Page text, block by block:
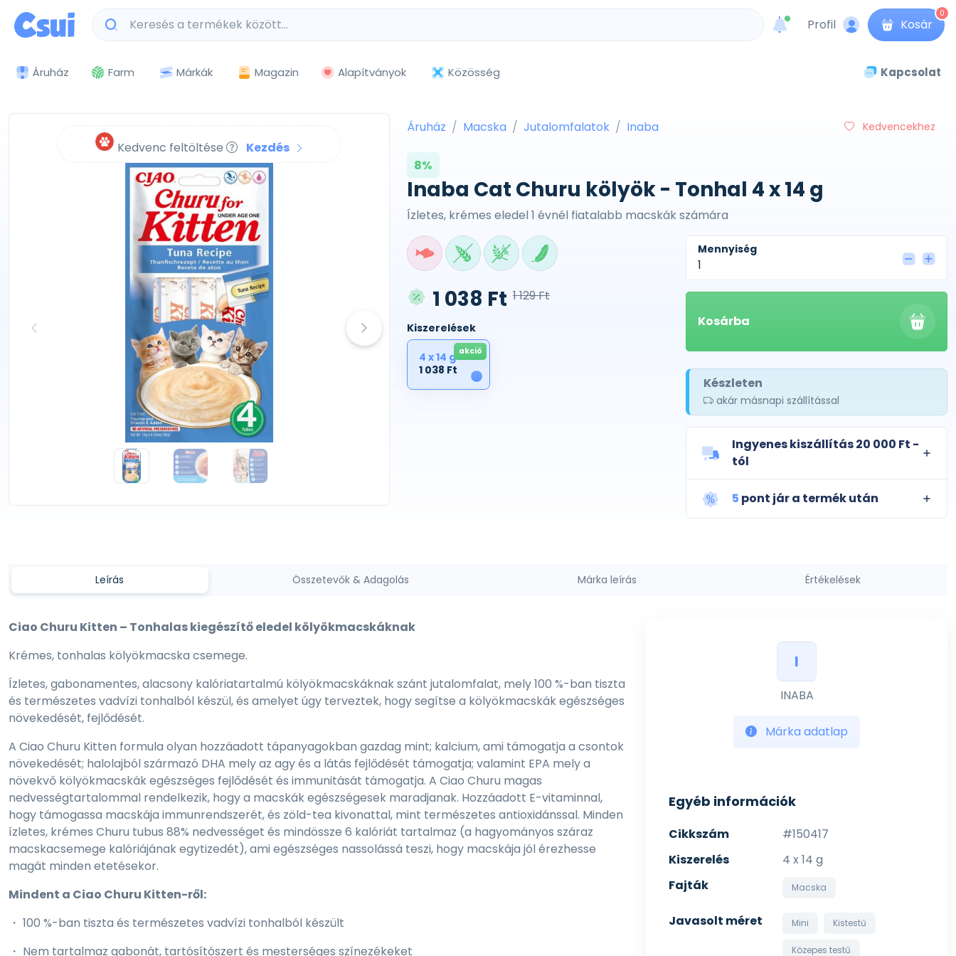
unread messages
Profil Kosár
0
Áruház Farm Márkák Magazin Alapítványok Közösség Kapcsolat
Kedvenc feltöltése Kezdés
Áruház Macska Jutalomfalatok Inaba Kedvencekhez
8%
Inaba Cat Churu kölyök - Tonhal 4 x 14 g
Ízletes, krémes eledel 1 évnél fiatalabb macskák számára
1 038 Ft 1 129 Ft
Kiszerelések
1
akció
4 x 14 g
1 038 Ft
Mennyiség
Kosárba
Készleten
akár másnapi szállítással
Ingyenes kiszállítás 20 000 Ft -
tól
5 pont jár a termék után
Leírás Összetevők & Adagolás Márka leírás Értékelések
Ciao Churu Kitten – Tonhalas kiegészítő eledel kölyökmacskáknak
Krémes, tonhalas kölyökmacska csemege.
Ízletes, gabonamentes, alacsony kalóriatartalmú kölyökmacskáknak szánt jutalomfalat, mely 100 %-ban tiszta
és természetes vadvízi tonhalból készül, és amelyet úgy terveztek, hogy segítse a kölyökmacskák egészséges
növekedését, fejlődését.
A Ciao Churu Kitten formula olyan hozzáadott tápanyagokban gazdag mint; kalcium, ami támogatja a csontok
növekedését; halolajból származó DHA mely az agy és a látás fejlődését támogatja; valamint EPA mely a
növekvő kölyökmacskák egészséges fejlődését és immunitását támogatja. A Ciao Churu magas
nedvességtartalommal rendelkezik, hogy a macskák egészségesek maradjanak. Hozzáadott E-vitaminnal,
hogy támogassa macskája immunrendszerét, és zöld-tea kivonattal, mint természetes antioxidánssal. Minden
ízletes, krémes Churu tubus 88% nedvességet és mindössze 6 kalóriát tartalmaz (a hagyományos száraz
macskacsemege kalóriájának egytizedét), ami egészséges nassolássá teszi, hogy macskája jól érezhesse
magát minden etetésekor.
Mindent a Ciao Churu Kitten-ről:
・ 100 %-ban tiszta és természetes vadvízi tonhalból készült
・ Nem tartalmaz gabonát, tartósítószert és mesterséges színezékeket
I
INABA
Márka adatlap
Egyéb információk
Cikkszám
#150417
Kiszerelés
4 x 14 g
Fajták
Macska
Javasolt méret Mini Kistestű
Közepes testű